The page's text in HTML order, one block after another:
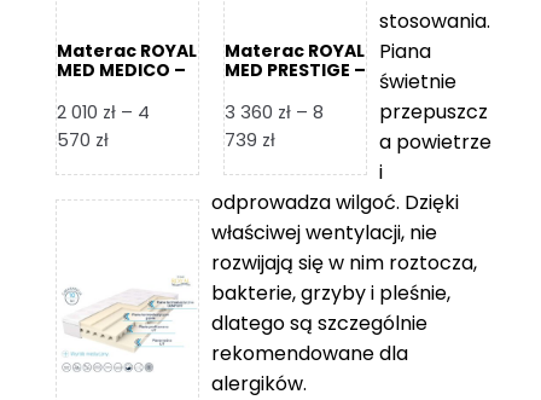
Materac ROYAL
MED MEDICO –
2 010 zł – 4
570 złZakres
od
4
570 zł
Materac ROYAL
MED PRESTIGE –
3 360 zł – 8
739 złZakres
od
3
360 zł
do
8
739 zł
stosowania.
Piana
świetnie
przepuszcz
a powietrze
i
odprowadza wilgoć. Dzięki
właściwej wentylacji, nie
rozwijają się w nim roztocza,
bakterie, grzyby i pleśnie,
dlatego są szczególnie
rekomendowane dla
alergików.